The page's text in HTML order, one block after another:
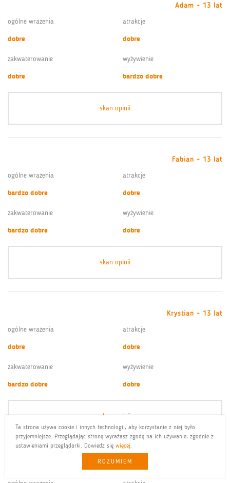
Ta strona używa cookie i innych technologii, aby korzystanie z niej było
przyjemniejsze. Przeglądając stronę wyrażasz zgodę na ich używanie, zgodnie z
ustawieniami przeglądarki. Dowiedz się więcej.
ROZUMIEM
Adam - 13 lat
ogólne wrażenia
dobre
atrakcje
dobre
zakwaterowanie
dobre
wyżywienie
bardzo dobre
skan opinii
Fabian - 13 lat
ogólne wrażenia
bardzo dobre
atrakcje
dobre
zakwaterowanie
bardzo dobre
wyżywienie
dobre
skan opinii
Krystian - 13 lat
ogólne wrażenia
dobre
atrakcje
dobre
zakwaterowanie
bardzo dobre
wyżywienie
dobre
skan opinii